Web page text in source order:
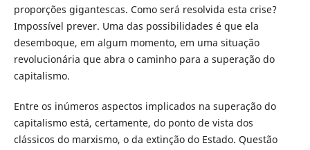
proporções gigantescas. Como será resolvida esta crise?
Impossível prever. Uma das possibilidades é que ela
desemboque, em algum momento, em uma situação
revolucionária que abra o caminho para a superação do
capitalismo.
Entre os inúmeros aspectos implicados na superação do
capitalismo está, certamente, do ponto de vista dos
clássicos do marxismo, o da extinção do Estado. Questão